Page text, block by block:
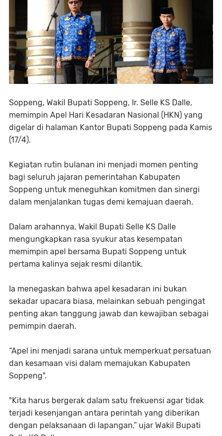
Soppeng, Wakil Bupati Soppeng, Ir. Selle KS Dalle,
memimpin Apel Hari Kesadaran Nasional (HKN) yang
digelar di halaman Kantor Bupati Soppeng pada Kamis
(17/4).
Kegiatan rutin bulanan ini menjadi momen penting
bagi seluruh jajaran pemerintahan Kabupaten
Soppeng untuk meneguhkan komitmen dan sinergi
dalam menjalankan tugas demi kemajuan daerah.
Dalam arahannya, Wakil Bupati Selle KS Dalle
mengungkapkan rasa syukur atas kesempatan
memimpin apel bersama Bupati Soppeng untuk
pertama kalinya sejak resmi dilantik.
Ia menegaskan bahwa apel kesadaran ini bukan
sekadar upacara biasa, melainkan sebuah pengingat
penting akan tanggung jawab dan kewajiban sebagai
pemimpin daerah.
“Apel ini menjadi sarana untuk memperkuat persatuan
dan kesamaan visi dalam memajukan Kabupaten
Soppeng".
"Kita harus bergerak dalam satu frekuensi agar tidak
terjadi kesenjangan antara perintah yang diberikan
dengan pelaksanaan di lapangan,” ujar Wakil Bupati